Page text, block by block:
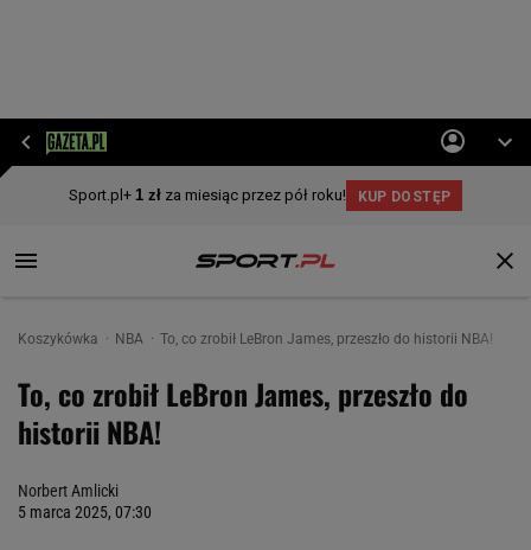
Koszykówka NBA To, co zrobił LeBron James, przeszło do historii NBA!
To, co zrobił LeBron James, przeszło do
historii NBA!
Norbert Amlicki
5 marca 2025, 07:30